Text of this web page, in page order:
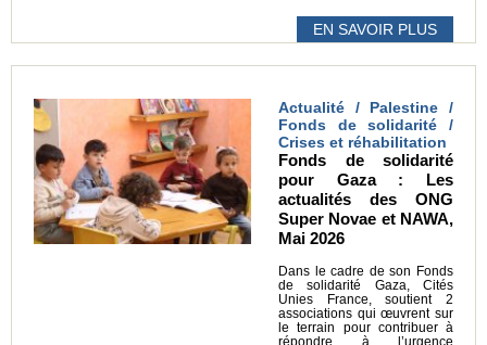
EN SAVOIR PLUS
Actualité / Palestine /
Fonds de solidarité /
Crises et réhabilitation
Fonds de solidarité
pour Gaza : Les
actualités des ONG
Super Novae et NAWA,
Mai 2026
Dans le cadre de son Fonds
de solidarité Gaza, Cités
Unies France, soutient 2
associations qui œuvrent sur
le terrain pour contribuer à
répondre à l’urgence